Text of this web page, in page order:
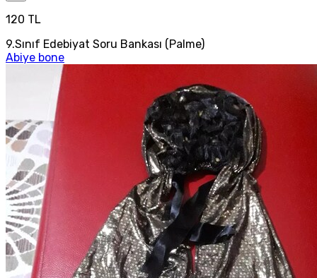
120 TL
9.Sınıf Edebiyat Soru Bankası (Palme)
Abiye bone